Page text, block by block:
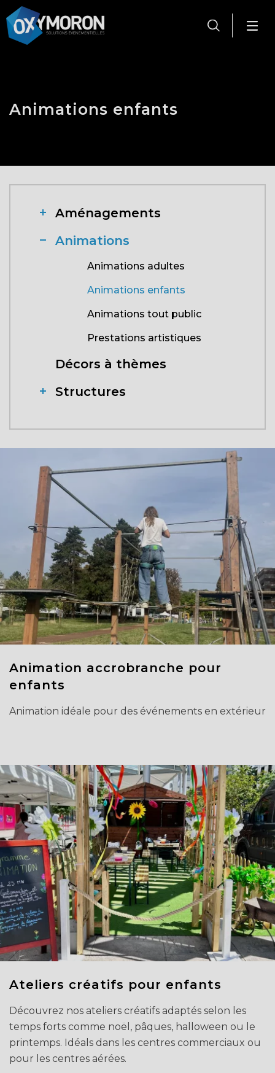
Animations enfants
Aménagements
Animations
Animations adultes
Animations enfants
Animations tout public
Prestations artistiques
Décors à thèmes
Structures
Animation accrobranche pour
enfants
Animation idéale pour des événements en extérieur
Ateliers créatifs pour enfants
Découvrez nos ateliers créatifs adaptés selon les
temps forts comme noël, pâques, halloween ou le
printemps. Idéals dans les centres commerciaux ou
pour les centres aérées.
Panneau de gestion des cookies